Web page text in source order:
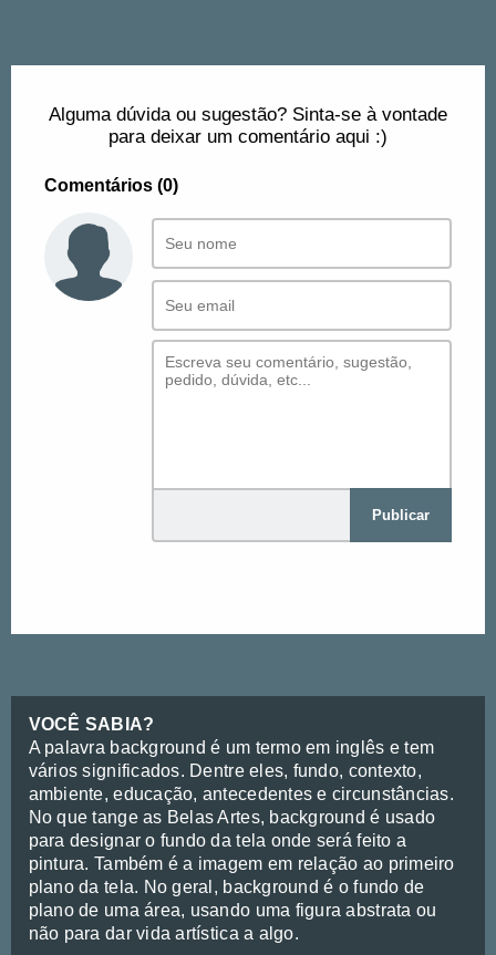
Alguma dúvida ou sugestão? Sinta-se à vontade
para deixar um comentário aqui :)
Comentários (0)
Publicar
VOCÊ SABIA?
A palavra background é um termo em inglês e tem
vários significados. Dentre eles, fundo, contexto,
ambiente, educação, antecedentes e circunstâncias.
No que tange as Belas Artes, background é usado
para designar o fundo da tela onde será feito a
pintura. Também é a imagem em relação ao primeiro
plano da tela. No geral, background é o fundo de
plano de uma área, usando uma figura abstrata ou
não para dar vida artística a algo.